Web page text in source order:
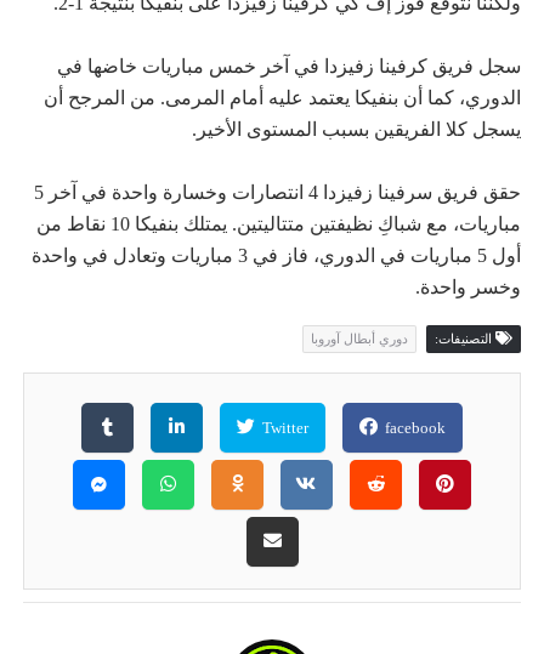
سجل فريق كرفينا زفيزدا في آخر خمس مباريات خاضها في
الدوري، كما أن بنفيكا يعتمد عليه أمام المرمى. من المرجح أن
يسجل كلا الفريقين بسبب المستوى الأخير.
حقق فريق سرفينا زفيزدا 4 انتصارات وخسارة واحدة في آخر 5
مباريات، مع شباكِ نظيفتين متتاليتين. يمتلك بنفيكا 10 نقاط من
أول 5 مباريات في الدوري، فاز في 3 مباريات وتعادل في واحدة
وخسر واحدة.
التصنيفات: دوري أبطال آوروبا
facebook
Twitter